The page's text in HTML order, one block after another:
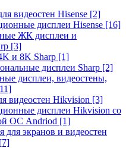
видеостен Hisense [2]
дисплеи Hisense [16]
ЖК дисплеи и
[3]
и 8K Sharp [1]
дисплеи Sharp [2]
дисплеи, видеостены,
видеостен Hikvision [3]
дисплеи Hikvision со
ОС Andriod [1]
для экранов и видеостен
[7]